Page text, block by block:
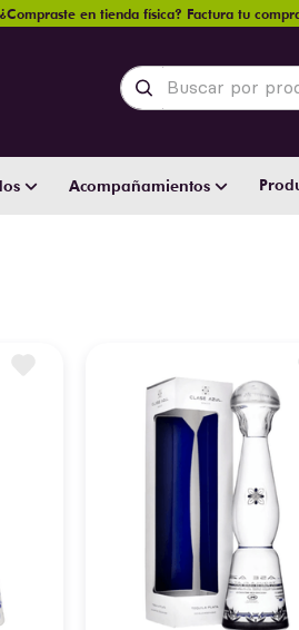
¿Compraste en tienda física? Factura tu
Buscar por
Acompañamientos